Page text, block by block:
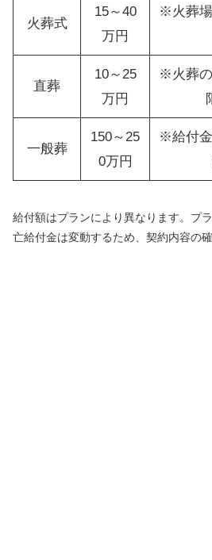
火葬式
15～40
万円
※火葬
直葬
10～25
万円
※火葬
一般葬
150～25
0万円
※給付
給付額はプランにより異なります。プ
亡給付金は変動するため、契約内容の確